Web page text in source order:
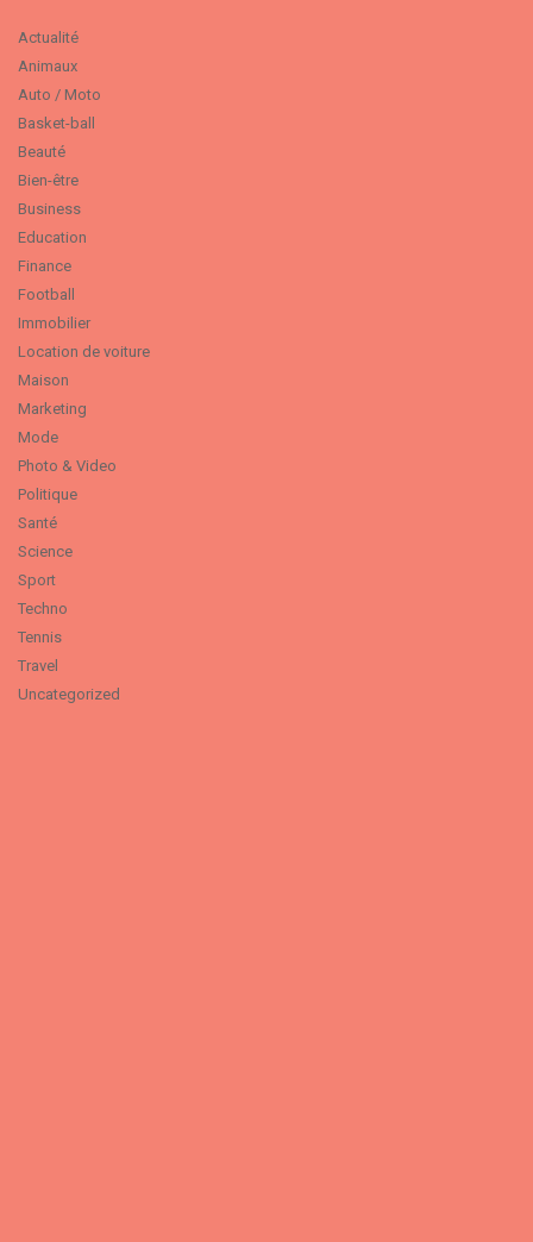
Actualité
Animaux
Auto / Moto
Basket-ball
Beauté
Bien-être
Business
Education
Finance
Football
Immobilier
Location de voiture
Maison
Marketing
Mode
Photo & Video
Politique
Santé
Science
Sport
Techno
Tennis
Travel
Uncategorized